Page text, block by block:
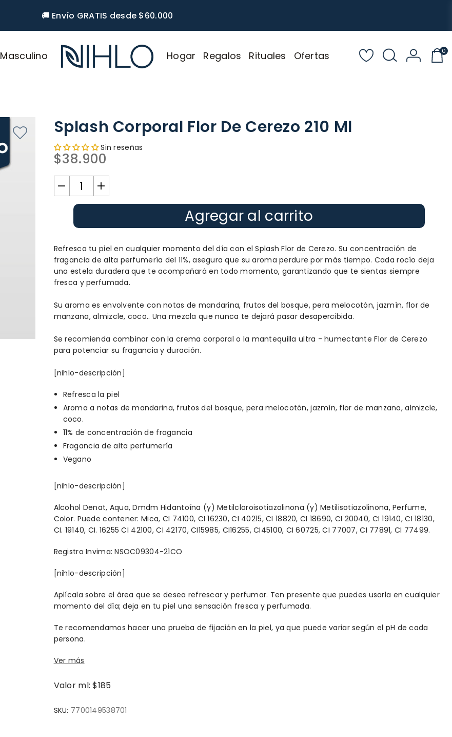
🚚 Envío GRATIS desde $60.000
Masculino Hogar Regalos Rituales Ofertas 0
Splash Corporal Flor De Cerezo 210 Ml
Sin reseñas
Precio
habitual
$38.900
Agregar al carrito
Refresca tu piel en cualquier momento del día con el Splash Flor de Cerezo. Su concentración de
fragancia de alta perfumería del 11%, asegura que su aroma perdure por más tiempo. Cada rocío deja
una estela duradera que te acompañará en todo momento, garantizando que te sientas siempre
fresca y perfumada.
Su aroma es envolvente con notas de mandarina, frutos del bosque, pera melocotón, jazmín, flor de
manzana, almizcle, coco.. Una mezcla que nunca te dejará pasar desapercibida.
Se recomienda combinar con la crema corporal o la mantequilla ultra - humectante Flor de Cerezo
para potenciar su fragancia y duración.
[nihlo-descripción]
Refresca la piel
Aroma a notas de mandarina, frutos del bosque, pera melocotón, jazmín, flor de manzana, almizcle,
coco.
11% de concentración de fragancia
Fragancia de alta perfumería
Vegano
[nihlo-descripción]
Alcohol Denat, Aqua, Dmdm Hidantoína (y) Metilcloroisotiazolinona (y) Metilisotiazolinona, Perfume,
Color. Puede contener: Mica, CI 74100, CI 16230, CI 40215, CI 18820, CI 18690, CI 20040, CI 19140, CI 18130,
CI. 19140, CI. 16255 CI 42100, CI 42170, CI15985, CI16255, CI45100, CI 60725, CI 77007, CI 77891, CI 77499.
Registro Invima:NSOC09304-21CO
[nihlo-descripción]
Aplícala sobre el área que se desea refrescar y perfumar. Ten presente que puedes usarla en cualquier
momento del día; deja en tu piel una sensación fresca y perfumada.
Te recomendamos hacer una prueba de fijación en la piel, ya que puede variar según el pH de cada
persona.
Ver más
Valor ml: $185
SKU: 7700149538701